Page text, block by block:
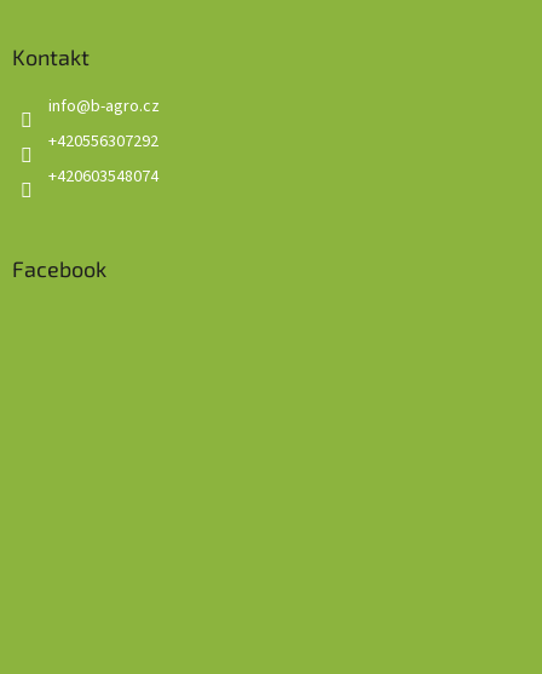
Kontakt
info@b-agro.cz
+420556307292
+420603548074
Facebook